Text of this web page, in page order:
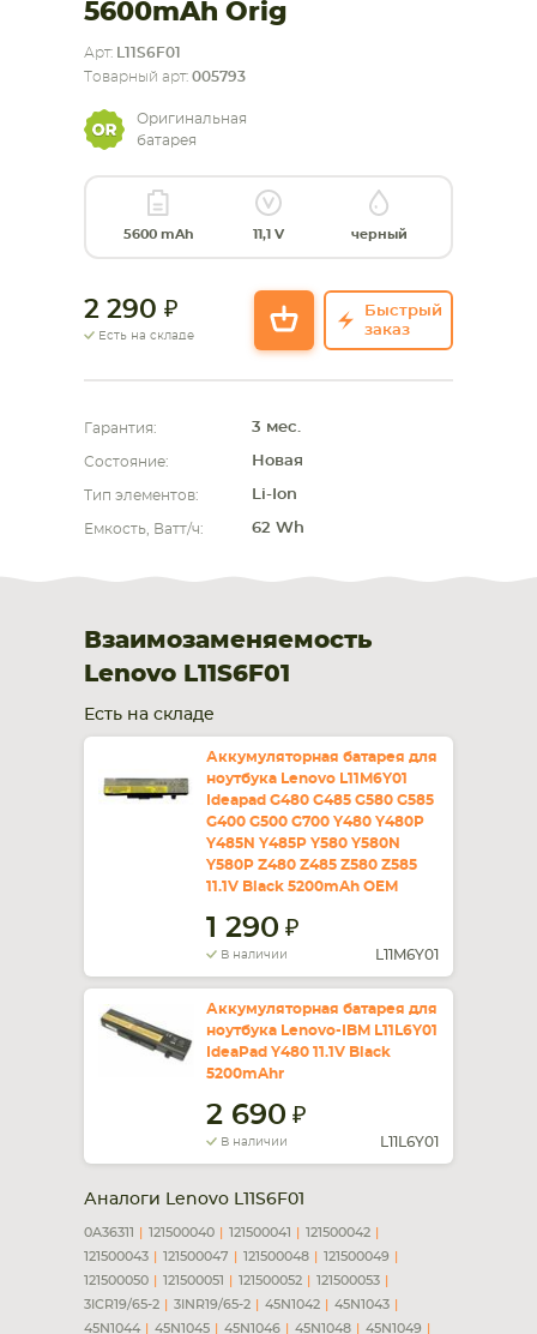
СМАРТФОНА КОМПЛЕКТУЮЩИЕ
5600mAh Orig
Арт:
L11S6F01
Товарный арт: 005793
Оригинальная
батарея
5600 mAh 11,1 V черный
2 290
Есть на складе
Быстрый
заказ
Гарантия: 3 мес.
Состояние: Новая
Тип элементов: Li-Ion
Емкость, Ватт/ч: 62 Wh
Взаимозаменяемость
Lenovo L11S6F01
Есть на складе
Аккумуляторная батарея для
ноутбука Lenovo L11M6Y01
Ideapad G480 G485 G580 G585
G400 G500 G700 Y480 Y480P
Y485N Y485P Y580 Y580N
Y580P Z480 Z485 Z580 Z585
11.1V Black 5200mAh OEM
1 290
В наличии L11M6Y01
Аккумуляторная батарея для
ноутбука Lenovo-IBM L11L6Y01
IdeaPad Y480 11.1V Black
5200mAhr
2 690
В наличии L11L6Y01
Аналоги Lenovo L11S6F01
0A36311 121500040 121500041
121500042
121500043
121500047 121500048
121500049
121500050
121500051 121500052
121500053
3ICR19/65-2
3INR19/65-2 45N1042
45N1043
45N1044
45N1045 45N1046 45N1048
45N1049